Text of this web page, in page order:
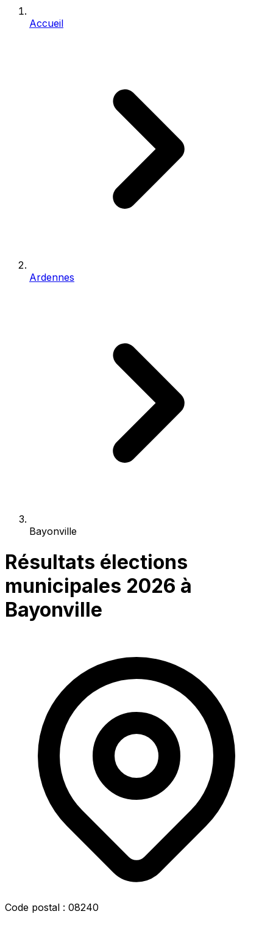
Accueil
Ardennes
Bayonville
Résultats élections
municipales 2026 à
Bayonville
Code postal : 08240